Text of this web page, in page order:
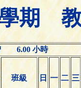
期
6.00 小時
班級 日 一 二 三